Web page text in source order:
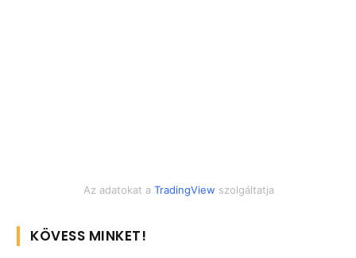
Az adatokat a TradingView szolgáltatja
KÖVESS MINKET!